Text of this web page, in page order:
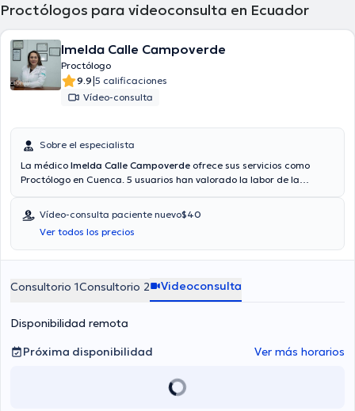
Proctólogos para videoconsulta en Ecuador
Imelda Calle Campoverde
Proctólogo
9.9|5 calificaciones
Vídeo-consulta
Sobre el especialista
La médico Imelda Calle Campoverde ofrece sus servicios como
Proctólogo en Cuenca. 5 usuarios han valorado la labor de la
mediante video-consulta. La Dra. proporciona mejores precios con
las siguientes aseguradoras: Confiamed medicina prepagada,
Consulta privada. El precio de la consulta con la médico
especialista Imelda Calle Campoverde es de $40.
Vídeo-consulta paciente nuevo$40
Ver todos los precios
Consultorio 1Consultorio 2 Videoconsulta
Disponibilidad remota
Próxima disponibilidad
Ver más horarios